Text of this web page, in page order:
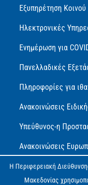
Εξυπηρέτηση Κοινού
Ηλεκτρονικές
Ενημέρωση για
Πανελλαδικές
Πληροφορίες για
Ανακοινώσεις
Υπεύθυνος-η
Ανακοινώσεις
Πολιτική
Η Περιφερειακή
Μακεδονίας